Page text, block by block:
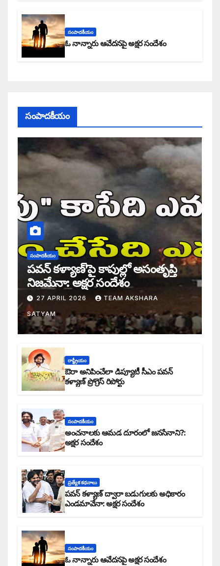
సంపాదకీయం
ఓ నాన్నారు ఆవేదనపై అక్షర సందేశం
సంపాదకీయం
సంపాదకీయం
పవన్ కళ్యాణ్’పై కాపుల్లో అసంతృప్తి
నిజమేనా: అక్షర సందేశం
27 APRIL 2026 TEAM AKSHARA
SATYAM
రాష్ట్రీయం
ఔరా అనిపించేలా డిప్యూటీ సీఎం పవన్
కళ్యాణ్ ప్రోగ్రెస్ రిపోర్టు
సంపాదకీయం
అంచనాలకు ఆమడ దూరంలో జనసేనాని?:
అక్షర సందేశం
ప్రత్యేక కధనాలు
పవన్ కళ్యాణ్ ద్వారా బడుగులకు అధికారం
ఎండమావేనా: అక్షర సందేశం
సంపాదకీయం
ఓ నాన్నారు ఆవేదనపై అక్షర సందేశం